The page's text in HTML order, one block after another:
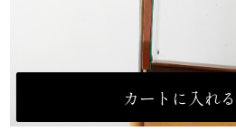
カートに入れる